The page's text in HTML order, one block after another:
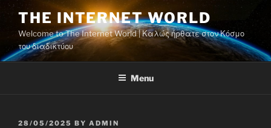
Skip
content
THE INTERNET WORLD
Welcome to The Internet World | Καλώς ήρθατε στον Κόσμο
του διαδικτύου
Menu
POSTED
28/05/2025 BY ADMIN